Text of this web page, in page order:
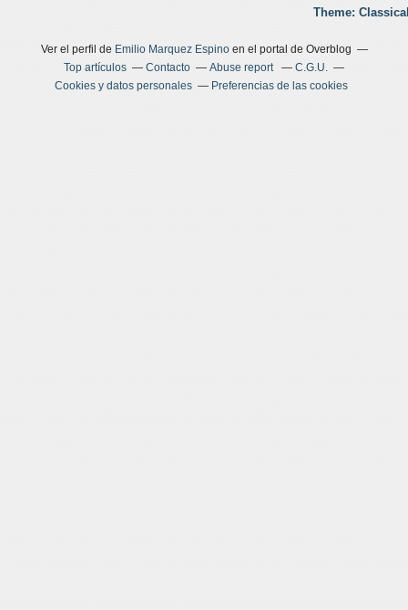
Theme:
Ver el perfil de Emilio Marquez Espinoen el portal de Overblog
Top artículos
Contacto Abuse report
C.G.U.
Cookies y datos personales
Preferencias de las cookies